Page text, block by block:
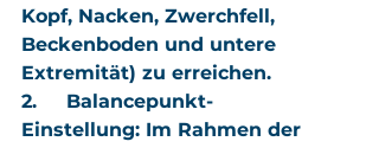
Kopf, Nacken, Zwerchfell,
Beckenboden und untere
Extremität) zu erreichen.
2. Balancepunkt-
Einstellung: Im Rahmen der